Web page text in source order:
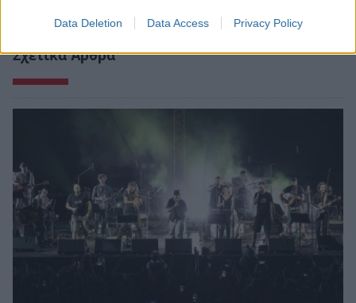
Data Deletion Data Access Privacy Policy
Σχετικά Άρθρα